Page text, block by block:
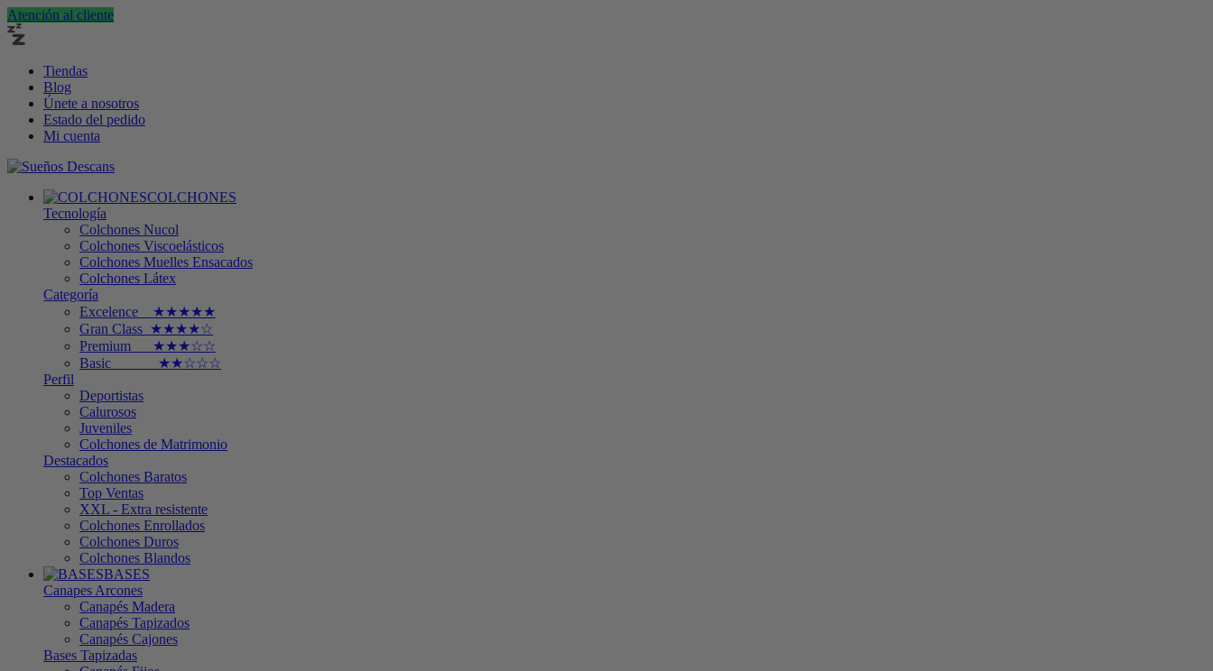
Atención al cliente
Tiendas
Blog
Únete a nosotros
Estado del pedido
Mi cuenta
COLCHONES
Tecnología
Colchones Nucol
Colchones Viscoelásticos
Colchones Muelles Ensacados
Colchones Látex
Categoría
Excelence ★★★★★
Gran Class ★★★★☆
Premium ★★★☆☆
Basic ★★☆☆☆
Perfil
Deportistas
Calurosos
Juveniles
Colchones de Matrimonio
Destacados
Colchones Baratos
Top Ventas
XXL - Extra resistente
Colchones Enrollados
Colchones Duros
Colchones Blandos
BASES
Canapes Arcones
Canapés Madera
Canapés Tapizados
Canapés Cajones
Bases Tapizadas